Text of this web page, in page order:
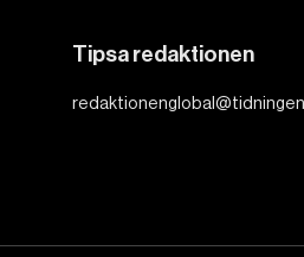
Tipsa redaktionen